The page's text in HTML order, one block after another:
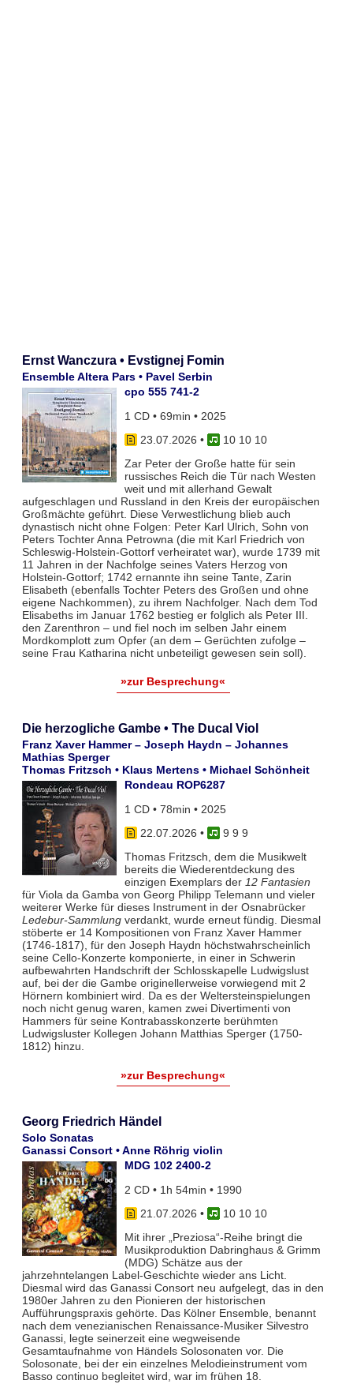
Ernst Wanczura • Evstignej Fomin
Ensemble Altera Pars • Pavel Serbin
cpo 555 741-2
1 CD • 69min • 2025
23.07.2026 •
10 10 10
Zar Peter der Große hatte für sein
russisches Reich die Tür nach Westen
weit und mit allerhand Gewalt
aufgeschlagen und Russland in den Kreis der europäischen
Großmächte geführt. Diese Verwestlichung blieb auch
dynastisch nicht ohne Folgen: Peter Karl Ulrich, Sohn von
Peters Tochter Anna Petrowna (die mit Karl Friedrich von
Schleswig-Holstein-Gottorf verheiratet war), wurde 1739 mit
11 Jahren in der Nachfolge seines Vaters Herzog von
Holstein-Gottorf; 1742 ernannte ihn seine Tante, Zarin
Elisabeth (ebenfalls Tochter Peters des Großen und ohne
eigene Nachkommen), zu ihrem Nachfolger. Nach dem Tod
Elisabeths im Januar 1762 bestieg er folglich als Peter III.
den Zarenthron – und fiel noch im selben Jahr einem
Mordkomplott zum Opfer (an dem – Gerüchten zufolge –
seine Frau Katharina nicht unbeteiligt gewesen sein soll).
»zur Besprechung«
Die herzogliche Gambe • The Ducal Viol
Franz Xaver Hammer – Joseph Haydn – Johannes
Mathias Sperger
Thomas Fritzsch • Klaus Mertens • Michael Schönheit
Rondeau ROP6287
1 CD • 78min • 2025
22.07.2026 •
9 9 9
Thomas Fritzsch, dem die Musikwelt
bereits die Wiederentdeckung des
einzigen Exemplars der 12 Fantasien
für Viola da Gamba von Georg Philipp Telemann und vieler
weiterer Werke für dieses Instrument in der Osnabrücker
Ledebur-Sammlungverdankt, wurde erneut fündig. Diesmal
stöberte er 14 Kompositionen von Franz Xaver Hammer
(1746-1817), für den Joseph Haydn höchstwahrscheinlich
seine Cello-Konzerte komponierte, in einer in Schwerin
aufbewahrten Handschrift der Schlosskapelle Ludwigslust
auf, bei der die Gambe originellerweise vorwiegend mit 2
Hörnern kombiniert wird. Da es der Weltersteinspielungen
noch nicht genug waren, kamen zwei Divertimenti von
Hammers für seine Kontrabasskonzerte berühmten
Ludwigsluster Kollegen Johann Matthias Sperger (1750-
1812) hinzu.
»zur Besprechung«
Georg Friedrich Händel
Solo Sonatas
Ganassi Consort • Anne Röhrig violin
MDG 102 2400-2
2 CD • 1h 54min • 1990
21.07.2026 •
10 10 10
Mit ihrer „Preziosa“-Reihe bringt die
Musikproduktion Dabringhaus & Grimm
(MDG) Schätze aus der
jahrzehntelangen Label-Geschichte wieder ans Licht.
Diesmal wird das Ganassi Consort neu aufgelegt, das in den
1980er Jahren zu den Pionieren der historischen
Aufführungspraxis gehörte. Das Kölner Ensemble, benannt
nach dem venezianischen Renaissance-Musiker Silvestro
Ganassi, legte seinerzeit eine wegweisende
Gesamtaufnahme von Händels Solosonaten vor. Die
Solosonate, bei der ein einzelnes Melodieinstrument vom
Basso continuo begleitet wird, war im frühen 18.